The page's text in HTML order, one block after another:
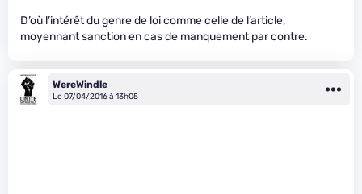
D’où l’intérêt du genre de loi comme celle de l’article,
moyennant sanction en cas de manquement par contre.
WereWindle
Le 07/04/2016 à 13h05